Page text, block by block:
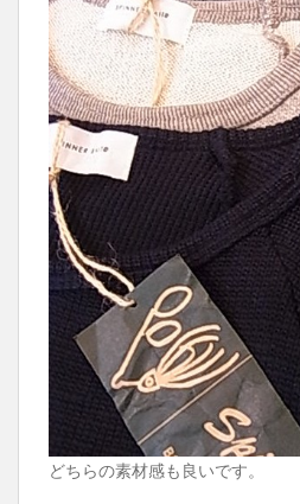
どちらの素材感も良いです。